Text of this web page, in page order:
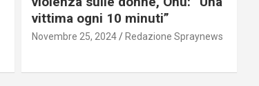
vittima ogni 10 minuti”
Novembre 25, 2024 Redazione Spraynews